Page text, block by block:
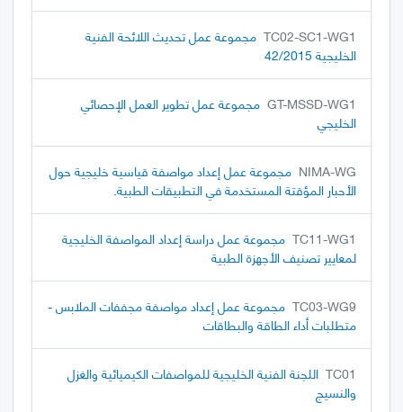
TC02-SC1-WG1 مجموعة عمل تحديث اللائحة الفنية
الخليجية 42/2015
GT-MSSD-WG1 مجموعة عمل تطوير العمل الإحصائي
الخليجي
NIMA-WG مجموعة عمل إعداد مواصفة قياسية خليجية حول
الأحبار المؤقتة المستخدمة في التطبيقات الطبية.
TC11-WG1 مجموعة عمل دراسة إعداد المواصفة الخليجية
لمعايير تصنيف الأجهزة الطبية
TC03-WG9 مجموعة عمل إعداد مواصفة مجففات الملابس -
متطلبات أداء الطاقة والبطاقات
TC01 اللجنة الفنية الخليجية للمواصفات الكيميائية والغزل
والنسيج